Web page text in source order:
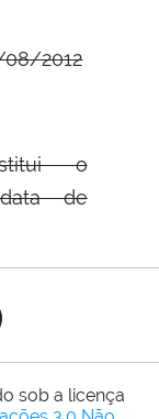
08/2012
o
de
sob a licença